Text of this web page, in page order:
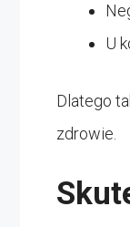
U
Dlatego
zdrowie.